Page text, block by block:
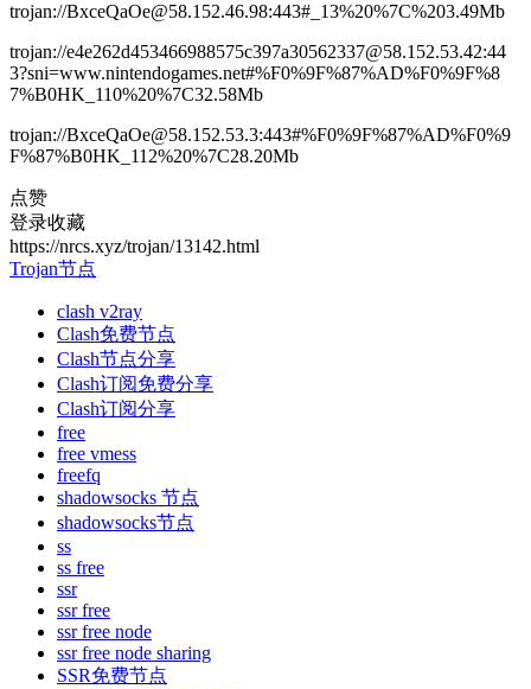
trojan://BxceQaOe@58.152.46.98:443#_13%20%7C%203.49Mb
trojan://e4e262d453466988575c397a30562337@58.152.53.42:44
3?sni=www.nintendogames.net#%F0%9F%87%AD%F0%9F%8
7%B0HK_110%20%7C32.58Mb
trojan://BxceQaOe@58.152.53.3:443#%F0%9F%87%AD%F0%9
F%87%B0HK_112%20%7C28.20Mb
点赞
登录收藏
https://nrcs.xyz/trojan/13142.html
Trojan节点
clash v2ray
Clash免费节点
Clash节点分享
Clash订阅免费分享
Clash订阅分享
free
free vmess
freefq
shadowsocks 节点
shadowsocks节点
ss
ss free
ssr
ssr free
ssr free node
ssr free node sharing
SSR免费节点